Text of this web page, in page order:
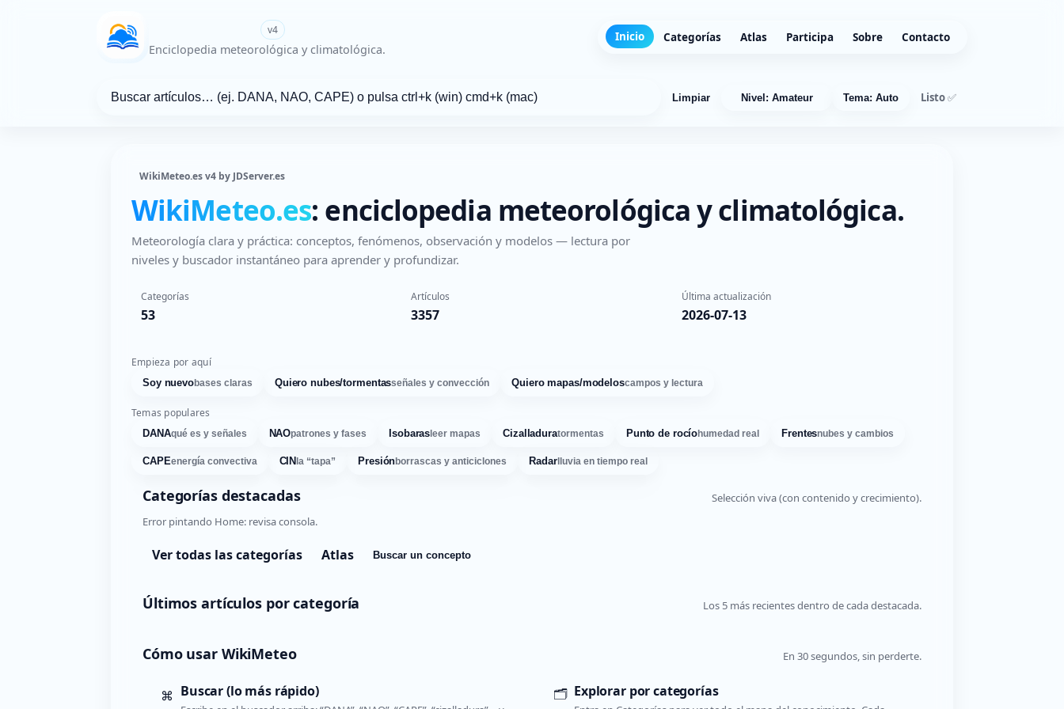
WikiMeteo.es v4
Enciclopedia meteorológica y climatológica.
Inicio Categorías Atlas Participa Sobre Contacto
Limpiar Nivel: Amateur Tema: Auto Listo ✅
WikiMeteo.es v4 by JDServer.es
WikiMeteo.es: enciclopedia meteorológica y climatológica.
Meteorología clara y práctica: conceptos, fenómenos, observación y modelos — lectura por
niveles y buscador instantáneo para aprender y profundizar.
Categorías
53
Artículos
3357
Última actualización
2026-07-13
Empieza por aquí
Soy nuevobases claras Quiero nubes/tormentasseñales y convección Quiero mapas/modeloscampos y lectura
Temas populares
DANAqué es y señales NAOpatrones y fases Isobarasleer mapas Cizalladuratormentas Punto de rocíohumedad real Frentesnubes y cambios
CAPEenergía convectiva CIN la “tapa” Presiónborrascas y anticiclones Radarlluvia en tiempo real
Categorías destacadas
Selección viva (con contenido y crecimiento).
Error pintando Home: revisa consola.
Ver todas las categorías Atlas Buscar un concepto
Últimos artículos por categoría Los 5 más recientes dentro de cada destacada.
Cómo usar WikiMeteo En 30 segundos, sin perderte.
⌘ Buscar (lo más rápido) 🗂️ Explorar por categorías